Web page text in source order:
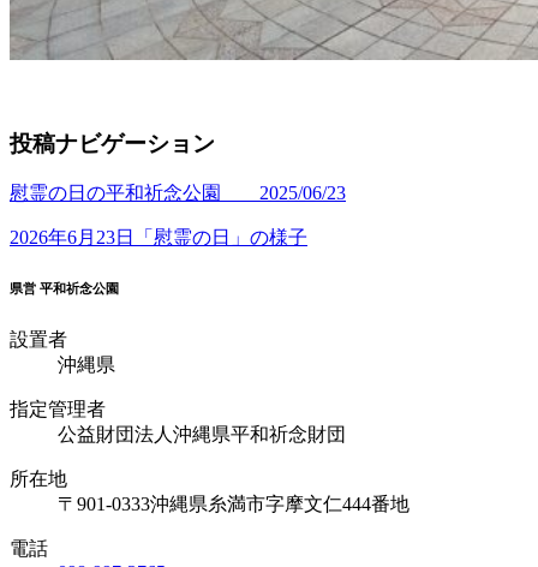
投稿ナビゲーション
慰霊の日の平和祈念公園 2025/06/23
2026年6月23日「慰霊の日」の様子
県営 平和祈念公園
設置者
沖縄県
指定管理者
公益財団法人沖縄県平和祈念財団
所在地
〒901-0333沖縄県糸満市字摩文仁444番地
電話